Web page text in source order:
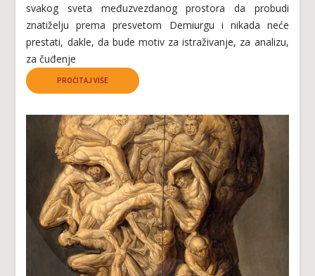
svakog sveta međuzvezdanog prostora da probudi
znatiželju prema presvetom Demiurgu i nikada neće
prestati, dakle, da bude motiv za istraživanje, za analizu,
za čuđenje
PROČITAJ VIŠE